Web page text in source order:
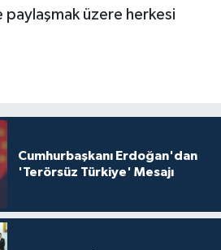
paylaşmak üzere herkesi
Cumhurbaşkanı Erdoğan'dan
'Terörsüz Türkiye' Mesajı